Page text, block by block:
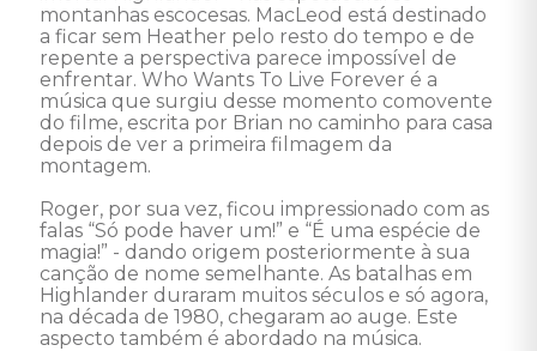
montanhas escocesas. MacLeod está destinado
a ficar sem Heather pelo resto do tempo e de
repente a perspectiva parece impossível de
enfrentar. Who Wants To Live Forever é a
música que surgiu desse momento comovente
do filme, escrita por Brian no caminho para casa
depois de ver a primeira filmagem da
montagem.
Roger, por sua vez, ficou impressionado com as
falas “Só pode haver um!” e “É uma espécie de
magia!” - dando origem posteriormente à sua
canção de nome semelhante. As batalhas em
Highlander duraram muitos séculos e só agora,
na década de 1980, chegaram ao auge. Este
aspecto também é abordado na música.